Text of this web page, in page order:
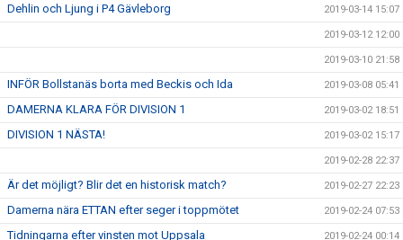
Dehlin och Ljung i P4 Gävleborg 2019-03-14 15:07
2019-03-12 12:00
2019-03-10 21:58
INFÖR Bollstanäs borta med Beckis och Ida 2019-03-08 05:41
DAMERNA KLARA FÖR DIVISION 1 2019-03-02 18:51
DIVISION 1 NÄSTA! 2019-03-02 15:17
2019-02-28 22:37
Är det möjligt? Blir det en historisk match? 2019-02-27 22:23
Damerna nära ETTAN efter seger i toppmötet 2019-02-24 07:53
Tidningarna efter vinsten mot Uppsala 2019-02-24 00:14